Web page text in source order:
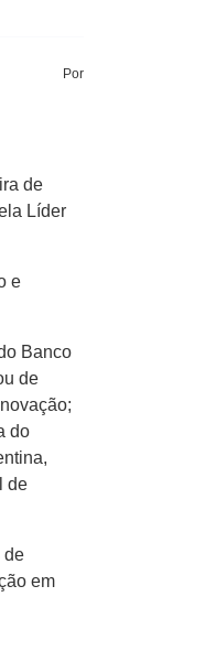
Por
de
Líder
e
Banco
de
do
de
de
em